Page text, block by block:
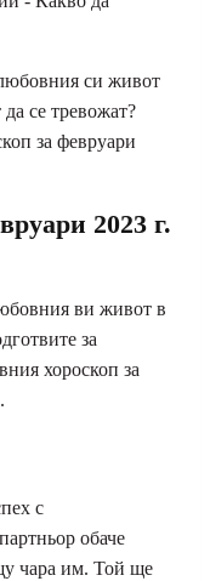
си живот
се тревожат?
за февруари
2023 г.
ви живот в
за
хороскоп за
с
обаче
чара им. Той ще